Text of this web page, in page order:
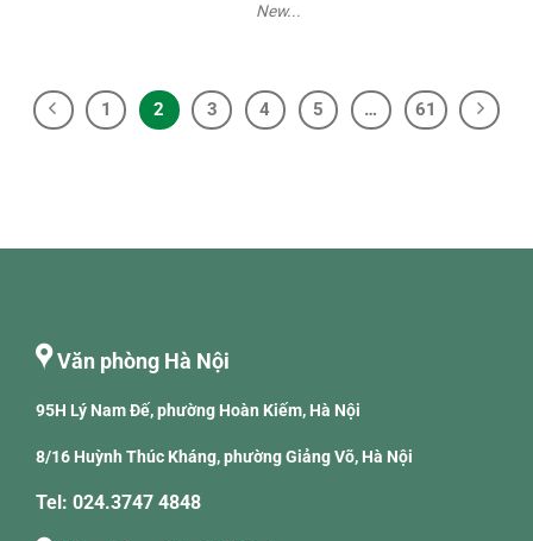
New...
1 2 3 4 5 … 61
Văn phòng Hà Nội
95H Lý Nam Đế, phường Hoàn Kiếm, Hà Nội
8/16 Huỳnh Thúc Kháng, phường Giảng Võ, Hà Nội
Tel: 024.3747 4848